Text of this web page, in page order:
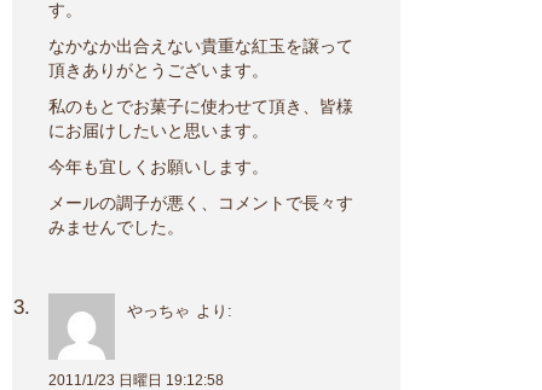
す。
なかなか出合えない貴重な紅玉を譲って
頂きありがとうございます。
私のもとでお菓子に使わせて頂き、皆様
にお届けしたいと思います。
今年も宜しくお願いします。
メールの調子が悪く、コメントで長々す
みませんでした。
やっちゃ より:
2011/1/23 日曜日 19:12:58